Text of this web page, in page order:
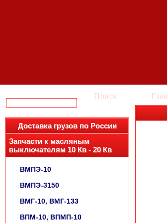
Поиск
Доставка грузов по России
Запчасти к масляным
выключателям 10 Кв - 20 Кв
ВМПЭ-10
ВМПЭ-3150
ВМГ-10, ВМГ-133
ВПМ-10, ВПМП-10